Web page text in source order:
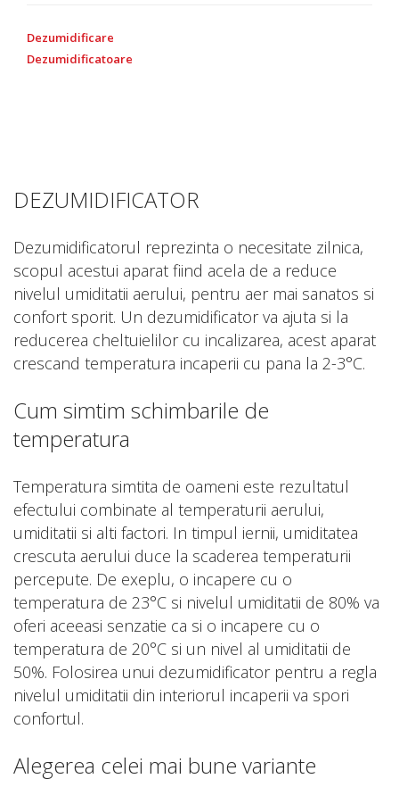
Dezumidificare
Dezumidificatoare
DEZUMIDIFICATOR
Dezumidificatorul reprezinta o necesitate zilnica,
scopul acestui aparat fiind acela de a reduce
nivelul umiditatii aerului, pentru aer mai sanatos si
confort sporit. Un dezumidificator va ajuta si la
reducerea cheltuielilor cu incalizarea, acest aparat
crescand temperatura incaperii cu pana la 2-3°C.
Cum simtim schimbarile de
temperatura
Temperatura simtita de oameni este rezultatul
efectului combinate al temperaturii aerului,
umiditatii si alti factori. In timpul iernii, umiditatea
crescuta aerului duce la scaderea temperaturii
percepute. De exeplu, o incapere cu o
temperatura de 23°C si nivelul umiditatii de 80% va
oferi aceeasi senzatie ca si o incapere cu o
temperatura de 20°C si un nivel al umiditatii de
50%. Folosirea unui dezumidificator pentru a regla
nivelul umiditatii din interiorul incaperii va spori
confortul.
Alegerea celei mai bune variante